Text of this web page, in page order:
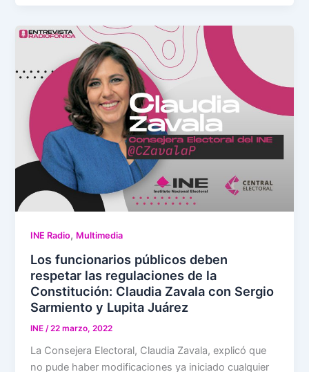
INE Radio, Multimedia
Los funcionarios públicos deben
respetar las regulaciones de la
Constitución: Claudia Zavala con Sergio
Sarmiento y Lupita Juárez
INE /22 marzo, 2022
La Consejera Electoral, Claudia Zavala, explicó que
no pude haber modificaciones ya iniciado cualquier